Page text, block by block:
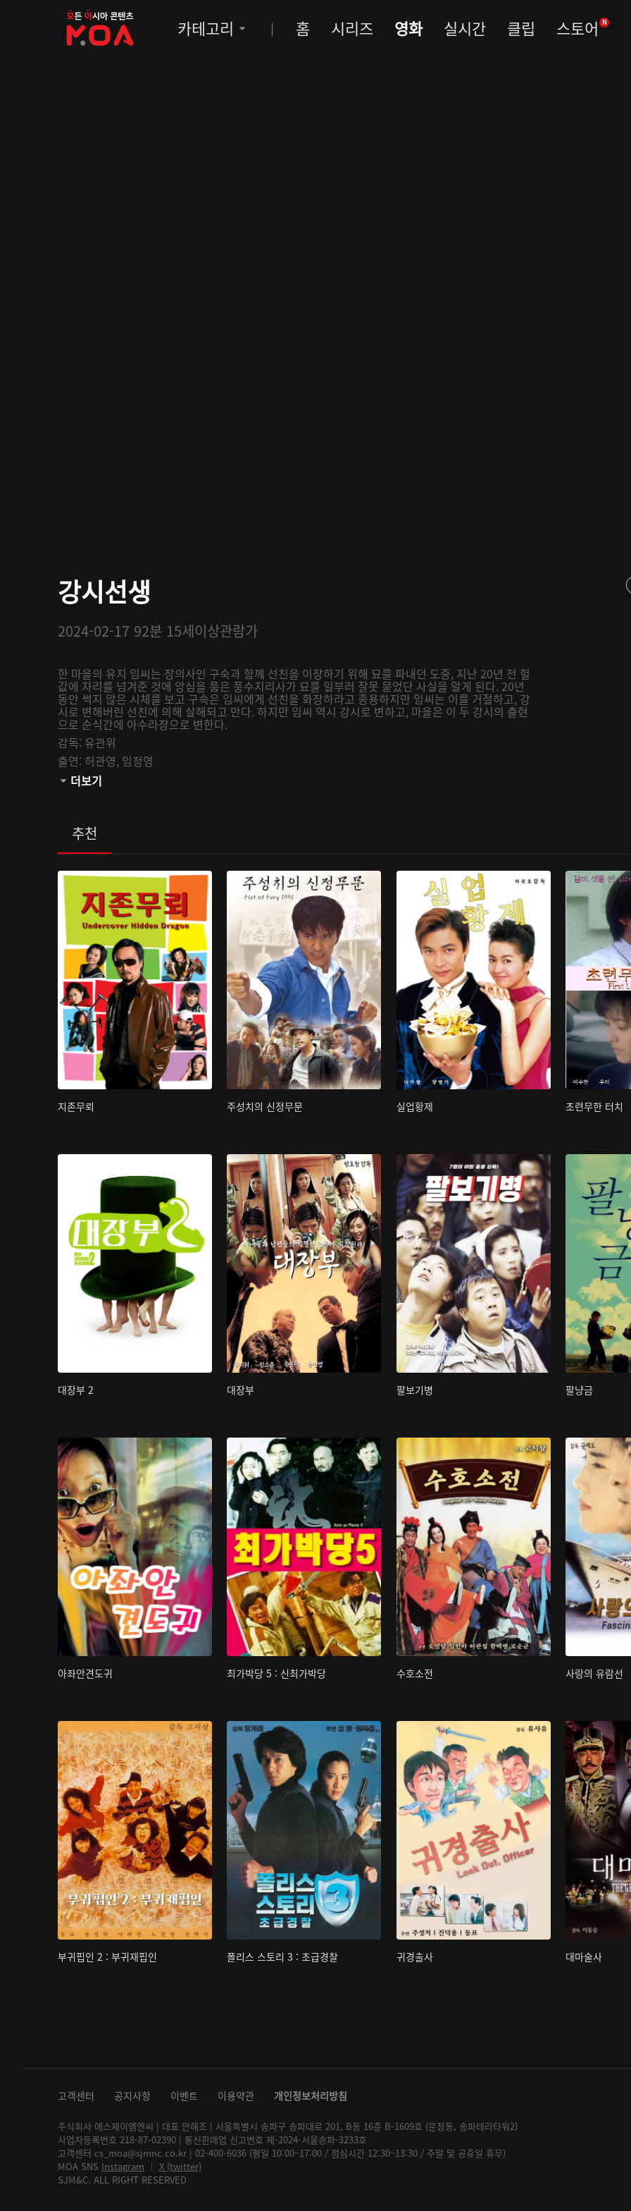
MOA
카테고리 홈 시리즈 영화 실시간 클립 스토어 N
강시선생
2024-02-17 92분 15세이상관람가
한 마을의 유지 임씨는 장의사인 구숙과 함께 선친을 이장하기 위해 묘를 파내던 도중, 지난 20년 전 헐
값에 자리를 넘겨준 것에 앙심을 품은 풍수지리사가 묘를 일부러 잘못 묻었단 사실을 알게 된다. 20년
동안 썩지 않은 시체를 보고 구속은 임씨에게 선친을 화장하라고 종용하지만 임씨는 이를 거절하고, 강
시로 변해버린 선친에 의해 살해되고 만다. 하지만 임씨 역시 강시로 변하고, 마을은 이 두 강시의 출현
으로 순식간에 아수라장으로 변한다.
감독: 유관위
출연: 허관영, 임정영
관람등급:
더보기
추천
지존무뢰 주성치의 신정무문 실업황제 초련무한 터치
대장부 2 대장부 팔보기병 팔냥금
아좌안견도귀 최가박당 5 : 신최가박당 수호소전 사랑의 유람선
부귀핍인 2 : 부귀재핍인 폴리스 스토리 3 : 초급경찰 귀경출사 대마술사
고객센터 공지사항 이벤트 이용약관 개인정보처리방침
주식회사 에스제이엠엔씨 | 대표 안해조 | 서울특별시 송파구 송파대로 201, B동 16층 B-1609호 (문정동, 송파테라타워2)
사업자등록번호 218-87-02390 | 통신판매업 신고번호 제-2024-서울송파-3233호
고객센터 cs_moa@sjmnc.co.kr | 02-400-6036 (평일 10:00~17:00 / 점심시간 12:30~13:30 / 주말 및 공휴일 휴무)
MOA SNS Instagram │ X (twitter)
SJM&C. ALL RIGHT RESERVED